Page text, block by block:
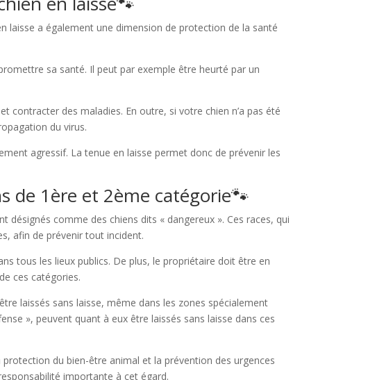
laisse a également une dimension de protection de la santé
sa santé. Il peut par exemple être heurté par un
contracter des maladies. En outre, si votre chien n’a pas été
du virus.
agressif. La tenue en laisse permet donc de prévenir les
de 1ère et 2ème catégorie🐾​​
comme des chiens dits « dangereux ». Ces races, qui
afin de prévenir tout incident.
tous les lieux publics. De plus, le propriétaire doit être en
ces catégories.
laissés sans laisse, même dans les zones spécialement
», peuvent quant à eux être laissés sans laisse dans ces
du bien-être animal et la prévention des urgences
importante à cet égard.